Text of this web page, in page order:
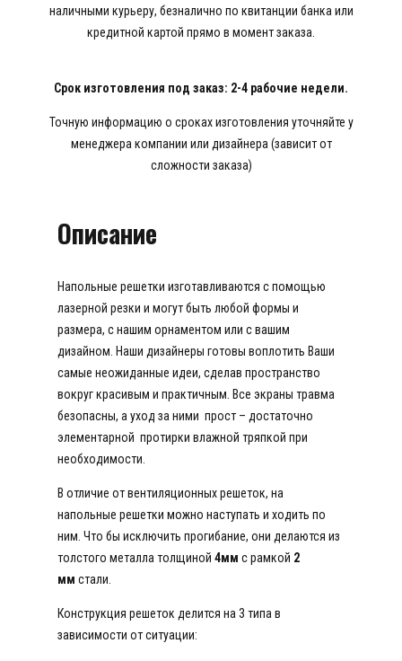
наличными курьеру, безналично по квитанции банка или
кредитной картой прямо в момент заказа.
Срок изготовления под заказ: 2-4 рабочие недели.
Точную информацию о сроках изготовления уточняйте у
менеджера компании или дизайнера (зависит от
сложности заказа)
Описание
Напольные решетки изготавливаются с помощью
лазерной резки и могут быть любой формы и
размера, с нашим орнаментом или с вашим
дизайном. Наши дизайнеры готовы воплотить Ваши
самые неожиданные идеи, сделав пространство
вокруг красивым и практичным. Все экраны травма
безопасны, а уход за ними прост – достаточно
элементарной протирки влажной тряпкой при
необходимости.
В отличие от вентиляционных решеток, на
напольные решетки можно наступать и ходить по
ним. Что бы исключить прогибание, они делаются из
толстого металла толщиной 4мм с рамкой 2
мм стали.
Конструкция решеток делится на 3 типа в
зависимости от ситуации: